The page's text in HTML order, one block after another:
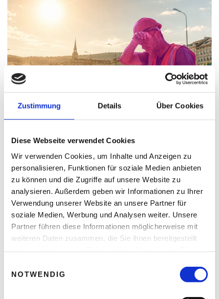
Zustimmung Details Über Cookies
Diese Webseite verwendet Cookies
Wir verwenden Cookies, um Inhalte und Anzeigen zu
personalisieren, Funktionen für soziale Medien anbieten
zu können und die Zugriffe auf unsere Website zu
analysieren. Außerdem geben wir Informationen zu Ihrer
Verwendung unserer Website an unsere Partner für
soziale Medien, Werbung und Analysen weiter. Unsere
Partner führen diese Informationen möglicherweise mit
weiteren Daten zusammen, die Sie ihnen bereitgestellt
NOTWENDIG
Arbeitsschutz – Wann Hitze für Menschen
lebensgefährlich wird
Thomas Nasswetter 4. AUGUST 2026